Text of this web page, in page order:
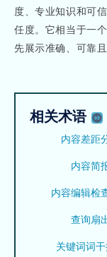
度、专业知识和可
任度。它相当于一
先展示准确、可靠
相关术语
内容差距
内容简
内容编辑检
查询扇
关键词词